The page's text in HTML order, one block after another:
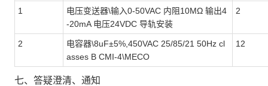
1
电压变送器\输入0-50VAC 内阻10MΩ 输出4
-20mA 电压24VDC 导轨安装
2
2
电容器\8uF±5%,450VAC 25/85/21 50Hz cl
asses B CMI-4\MECO
12
七、答疑澄清、通知